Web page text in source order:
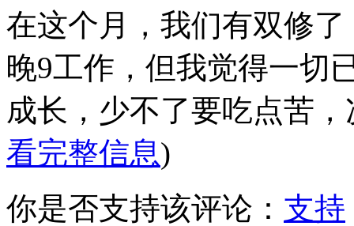
在这个月，我们有双修
晚9工作，但我觉得一切
成长，少不了要吃点苦
看完整信息)
你是否支持该评论： 支持